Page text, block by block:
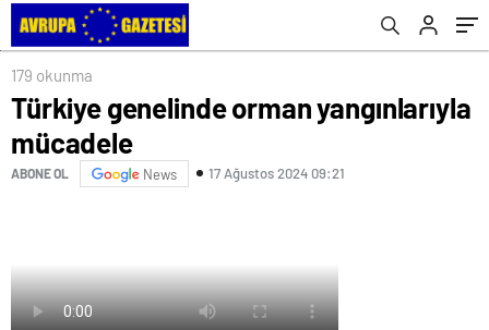
179 okunma
Türkiye genelinde orman yangınlarıyla
mücadele
ABONE OL News 17 Ağustos 2024 09:21